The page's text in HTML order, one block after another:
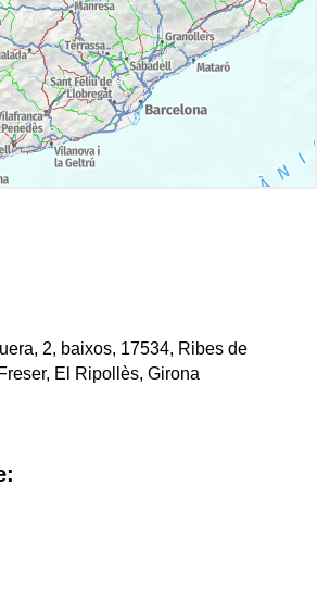
2, baixos, 17534, Ribes de
El Ripollès, Girona